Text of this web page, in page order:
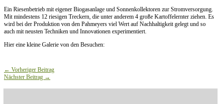
Ein Riesenbetrieb mit eigener Biogasanlage und Sonnenkollektoren zur Stromversorgung.
Mit mindestens 12 riesigen Treckern, die unter anderem 4 große Kartoffelernter ziehen. Es
wird bei der Produktion von den Pahmeyers viel Wert auf Nachhaltigkeit gelegt und so
auch mit neusten Techniken und Innovationen experimentiert.
Hier eine kleine Galerie von den Besuchen:
← Vorheriger Beitrag
Nächster Beitrag →